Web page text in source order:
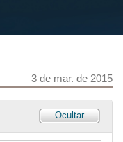
3 de mar. de 2015
Ocultar
3 de mar. de 2015
A profesión militar. Oferta de emprego pública das Forzas Armadas
Primeira intervención